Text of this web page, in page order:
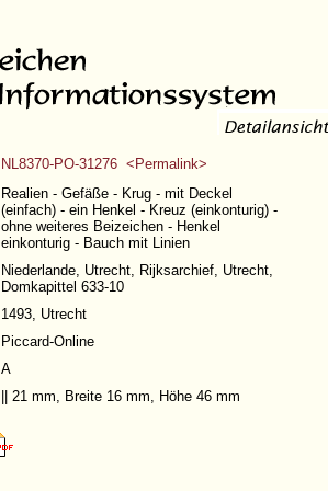
NL8370-PO-31276 <Permalink>
Realien - Gefäße - Krug - mit Deckel
(einfach) - ein Henkel - Kreuz (einkonturig) -
ohne weiteres Beizeichen - Henkel
einkonturig - Bauch mit Linien
Niederlande, Utrecht, Rijksarchief, Utrecht,
Domkapittel 633-10
1493, Utrecht
Piccard-Online
A
|| 21 mm, Breite 16 mm, Höhe 46 mm